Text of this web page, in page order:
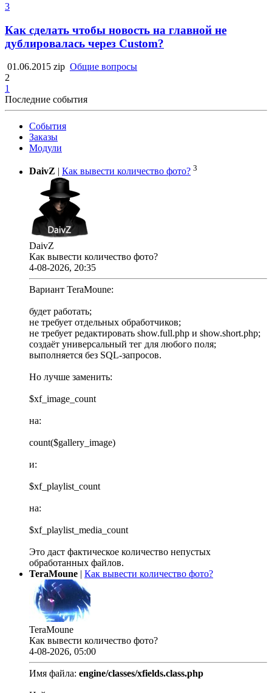
3
Как сделать чтобы новость на главной не
дублировалась через Custom?
01.06.2015 zip Общие вопросы
2
1
Последние события
События
Заказы
Модули
DaivZ Как вывести количество фото? 3
DaivZ
Как вывести количество фото?
4-08-2026, 20:35
Вариант TeraMoune:
будет работать;
не требует отдельных обработчиков;
не требует редактировать show.full.php и show.short.php;
создаёт универсальный тег для любого поля;
выполняется без SQL-запросов.
Но лучше заменить:
$xf_image_count
на:
count($gallery_image)
и:
$xf_playlist_count
на:
$xf_playlist_media_count
Это даст фактическое количество непустых
обработанных файлов.
TeraMoune | Как вывести количество фото?
TeraMoune
Как вывести количество фото?
4-08-2026, 05:00
Имя файла: engine/classes/xfields.class.php